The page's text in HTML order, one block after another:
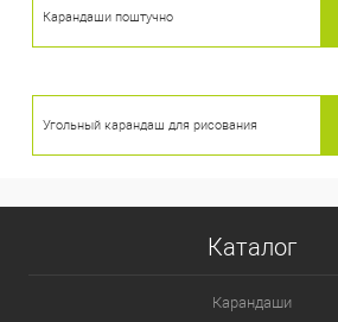
Карандаши поштучно
Угольный карандаш для рисования
Каталог
Карандаши